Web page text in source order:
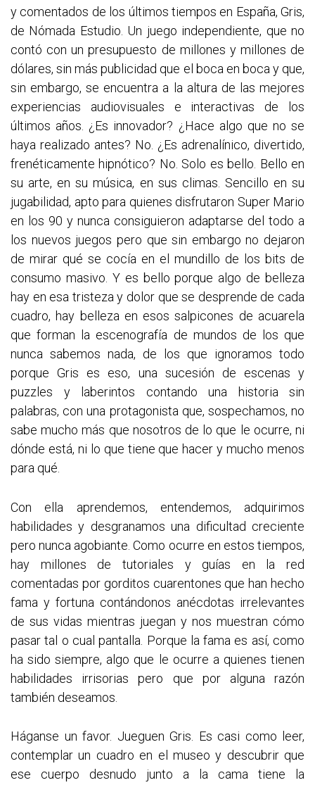
y comentados de los últimos tiempos en España, Gris,
de Nómada Estudio. Un juego independiente, que no
contó con un presupuesto de millones y millones de
dólares, sin más publicidad que el boca en boca y que,
sin embargo, se encuentra a la altura de las mejores
experiencias audiovisuales e interactivas de los
últimos años. ¿Es innovador? ¿Hace algo que no se
haya realizado antes? No. ¿Es adrenalínico, divertido,
frenéticamente hipnótico? No. Solo es bello. Bello en
su arte, en su música, en sus climas. Sencillo en su
jugabilidad, apto para quienes disfrutaron Super Mario
en los 90 y nunca consiguieron adaptarse del todo a
los nuevos juegos pero que sin embargo no dejaron
de mirar qué se cocía en el mundillo de los bits de
consumo masivo. Y es bello porque algo de belleza
hay en esa tristeza y dolor que se desprende de cada
cuadro, hay belleza en esos salpicones de acuarela
que forman la escenografía de mundos de los que
nunca sabemos nada, de los que ignoramos todo
porque Gris es eso, una sucesión de escenas y
puzzles y laberintos contando una historia sin
palabras, con una protagonista que, sospechamos, no
sabe mucho más que nosotros de lo que le ocurre, ni
dónde está, ni lo que tiene que hacer y mucho menos
para qué.
Con ella aprendemos, entendemos, adquirimos
habilidades y desgranamos una dificultad creciente
pero nunca agobiante. Como ocurre en estos tiempos,
hay millones de tutoriales y guías en la red
comentadas por gorditos cuarentones que han hecho
fama y fortuna contándonos anécdotas irrelevantes
de sus vidas mientras juegan y nos muestran cómo
pasar tal o cual pantalla. Porque la fama es así, como
ha sido siempre, algo que le ocurre a quienes tienen
habilidades irrisorias pero que por alguna razón
también deseamos.
Háganse un favor. Jueguen Gris. Es casi como leer,
contemplar un cuadro en el museo y descubrir que
ese cuerpo desnudo junto a la cama tiene la